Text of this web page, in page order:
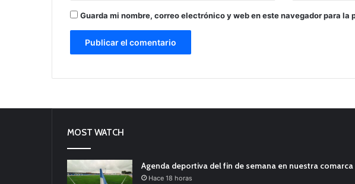
Guarda mi nombre, correo electrónico y web en este navegador para la
MOST WATCH
Agenda deportiva del fin de semana en nuestra comarca
Hace 18 horas